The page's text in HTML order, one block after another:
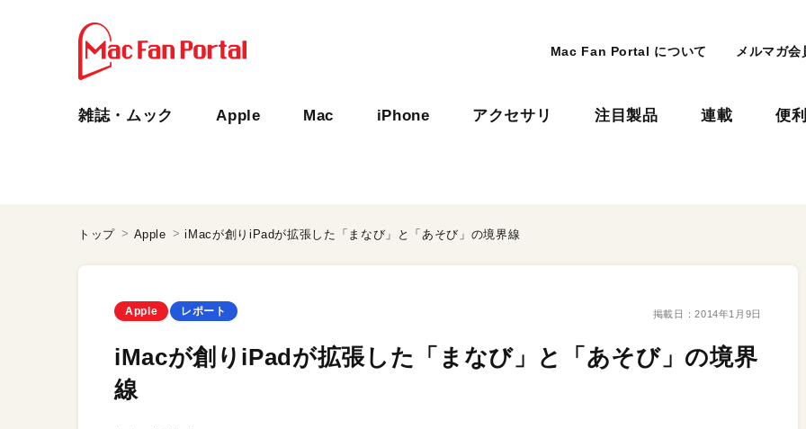
Mac Fan Portal について メルマガ会
雑誌・ムック Apple Mac iPhone アクセサリ 注目製品 連載 便
トップ Apple iMacが創りiPadが拡張した「まなび」と「あそび」の境界線
Apple レポート 掲載日：2014年1月9日
iMacが創りiPadが拡張した「まなび」と「あそび」の境界
線